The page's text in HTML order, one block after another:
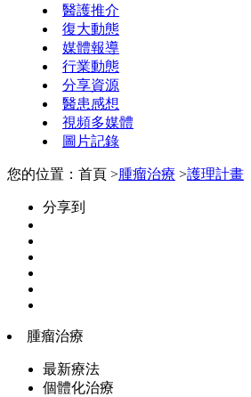
醫護推介
復大動態
媒體報導
行業動態
分享資源
醫患感想
視頻多媒體
圖片記錄
您的位置：首頁 >腫瘤治療 >護理計畫
分享到
腫瘤治療
最新療法
個體化治療